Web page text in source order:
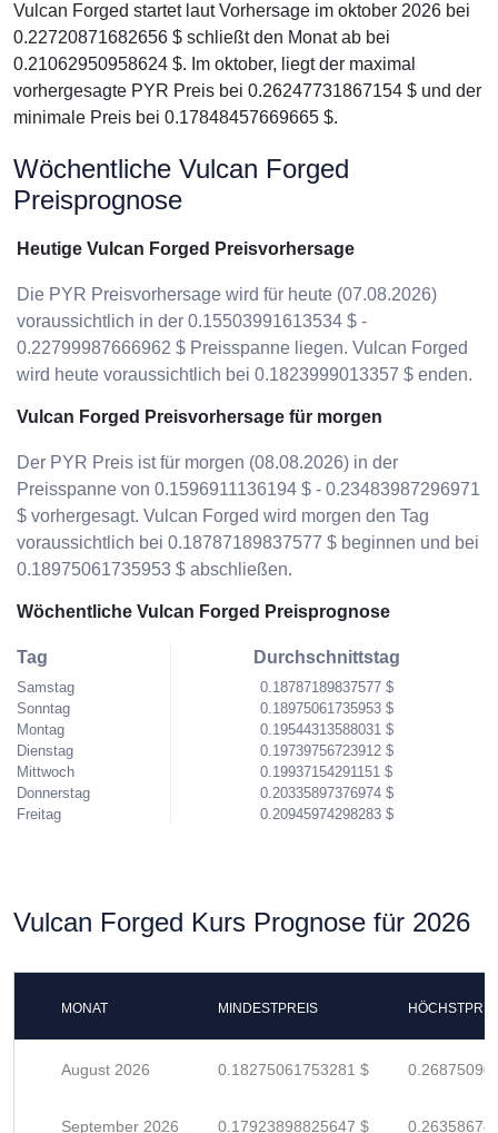
Vulcan Forged startet laut Vorhersage im oktober 2026 bei
0.22720871682656 $ schließt den Monat ab bei
0.21062950958624 $. Im oktober, liegt der maximal
vorhergesagte PYR Preis bei 0.26247731867154 $ und der
minimale Preis bei 0.17848457669665 $.
Wöchentliche Vulcan Forged
Preisprognose
Heutige Vulcan Forged Preisvorhersage
Die PYR Preisvorhersage wird für heute (07.08.2026)
voraussichtlich in der 0.15503991613534 $ -
0.22799987666962 $ Preisspanne liegen. Vulcan Forged
wird heute voraussichtlich bei 0.1823999013357 $ enden.
Vulcan Forged Preisvorhersage für morgen
Der PYR Preis ist für morgen (08.08.2026) in der
Preisspanne von 0.1596911136194 $ - 0.23483987296971
$ vorhergesagt. Vulcan Forged wird morgen den Tag
voraussichtlich bei 0.18787189837577 $ beginnen und bei
0.18975061735953 $ abschließen.
Wöchentliche Vulcan Forged Preisprognose
Tag
Samstag
Sonntag
Montag
Dienstag
Mittwoch
Donnerstag
Freitag
Durchschnittstag
0.18787189837577 $
0.18975061735953 $
0.19544313588031 $
0.19739756723912 $
0.19937154291151 $
0.20335897376974 $
0.20945974298283 $
Vulcan Forged Kurs Prognose für 2026
MONAT MINDESTPREIS
August 2026 0.18275061753281 $
September 2026 0.17923898825647 $